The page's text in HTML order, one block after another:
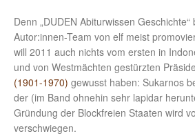
Denn „DUDEN Abiturwissen
Autor:innen-Team von elf meist
will 2011 auch nichts vom ersten in
und von Westmächten gestürzten
(1901-1970) gewusst haben: Sukarnos
der (im Band ohnehin sehr lapidar
Gründung der Blockfreien Staaten wird
verschwiegen.